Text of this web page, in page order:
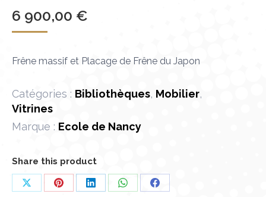
6 900,00 €
Frêne massif et Placage de Frêne du Japon
Catégories : Bibliothèques, Mobilier,
Vitrines
Marque : Ecole de Nancy
Share this product
PartagerPartagerPartagerPartagerPartager